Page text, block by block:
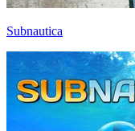
Subnautica